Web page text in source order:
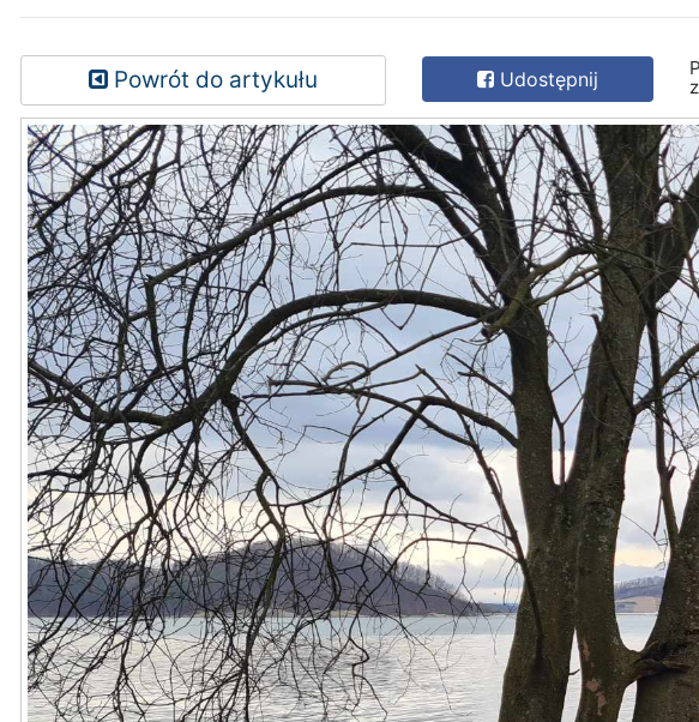
Powrót do artykułu Udostępnij